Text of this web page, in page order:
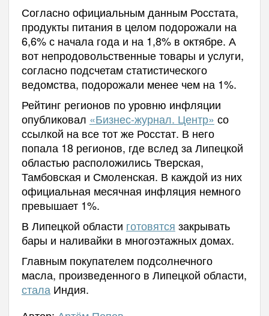
Согласно официальным данным Росстата,
продукты питания в целом подорожали на
6,6% с начала года и на 1,8% в октябре. А
вот непродовольственные товары и услуги,
согласно подсчетам статистического
ведомства, подорожали менее чем на 1%.
Рейтинг регионов по уровню инфляции
опубликовал «Бизнес-журнал. Центр» со
ссылкой на все тот же Росстат. В него
попала 18 регионов, где вслед за Липецкой
областью расположились Тверская,
Тамбовская и Смоленская. В каждой из них
официальная месячная инфляция немного
превышает 1%.
В Липецкой области готовятся закрывать
бары и наливайки в многоэтажных домах.
Главным покупателем подсолнечного
масла, произведенного в Липецкой области,
стала Индия.